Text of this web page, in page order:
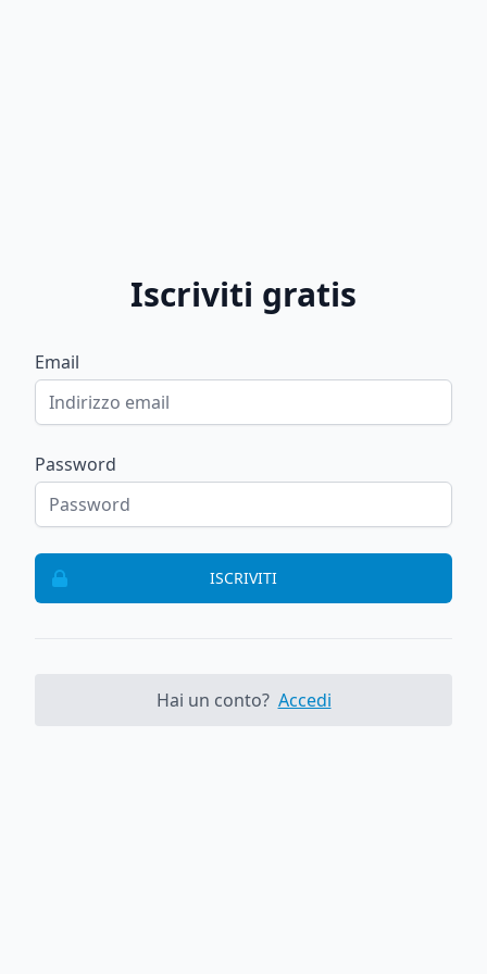
Iscriviti gratis
Email
Password
ISCRIVITI
Hai un conto? Accedi